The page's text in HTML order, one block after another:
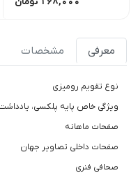
معرفی مشخصات
نوع تقویم رومیزی
ویژگی خاص پایه پلکسی، یادداشت
صفحات ماهانه
صفحات داخلی تصاویر جهان
صحافی فنری